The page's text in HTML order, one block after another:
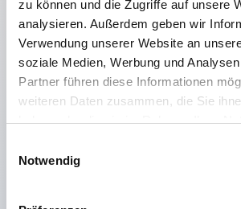
zu können und die Zugriffe auf unsere
analysieren. Außerdem geben wir
Verwendung unserer Website an
soziale Medien, Werbung und
Partner führen diese Informationen
weiteren Daten zusammen, die Sie
haben oder die sie im Rahmen Ihrer
Notwendig
Es ist auch ein Typ ohne Löcher
Größe und Anordnung der Löcher
werden können
Der Typ ohne Löcher kann mit
im Inneren ausgestattet und als
Es sind auch gelbe